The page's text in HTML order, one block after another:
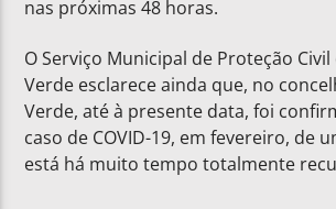
nas próximas 48 horas.
O Serviço Municipal de Proteção
Verde esclarece ainda que, no
Verde, até à presente data, foi
caso de COVID-19, em fevereiro, de
está há muito tempo totalmente